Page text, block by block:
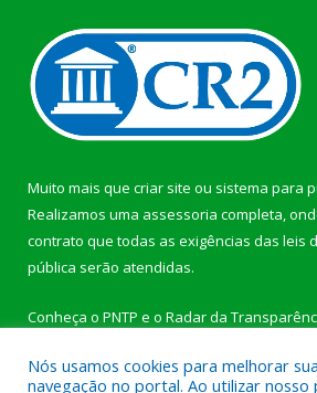
Muito mais que criar site ou sistema para
Realizamos uma assessoria completa,
contrato que todas as exigências das leis
pública serão atendidas.
Conheça o PNTP e o Radar da
Nós usamos cookies para melhorar
navegação no portal. Ao utilizar nosso